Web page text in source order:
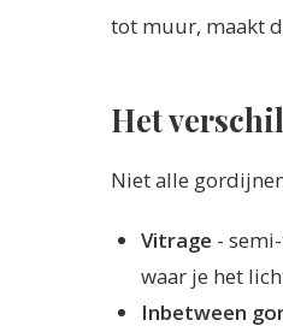
tot muur, maakt
Het
Niet alle
Vitrage -
waar je het
Inbetween